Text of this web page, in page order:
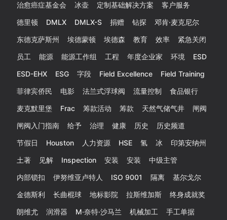
治愈癌症基金会
冰壶 定制基础解决方案
客户服务
德里顿
DMLX DMLX-S 捐赠 钻探
邓肯·麦克尼尔
东德克萨斯州
埃德蒙顿 埃德森 教育 效率
紧急关闭
员工
能源 能源工作组 工程 年度企业家 环境
ESD
ESD-EHX
ESG 字段 Field Excellence
Field Training
菲律宾侨民
电影 法兰式浮球阀 流量控制
食品银行
麦克默里堡
Frac 筹款活动 筹款 天然气储气井
闸阀
闸阀入门指南
给予 治理 健康 历史
历史频道
节假日
Houston 人力资源 HSE 氢 冰
印第安纳州
土著
见解 Inspection 安装 安装
中级主管
内部锁扣
伊努维亚卢特人 ISO 9001 隔离
基尔戈尔
金德斯利
长曲棍球 地标影院 拉斯维加斯
终身成就奖
朗维尤
润滑器 M·奈特·沙马兰 机械加工 手工单据